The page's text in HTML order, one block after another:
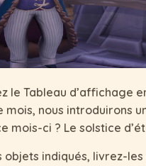
le Tableau d’affichage
mois, nous introduirons
mois-ci ? Le solstice
objets indiqués, livrez-